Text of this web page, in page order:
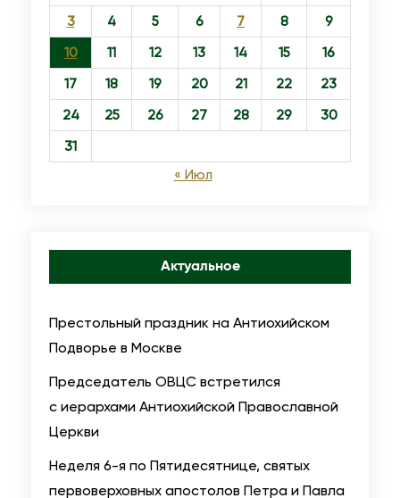
3
4 5 6 7 8
9
10
11 12 13 14 15
16
17
18 19 20 21 22
23
24
25 26 27 28 29
30
31
« Июл
Актуальное
Престольный праздник на Антиохийском
Подворье в Москве
Председатель ОВЦС встретился
с иерархами Антиохийской Православной
Церкви
Неделя 6-я по Пятидесятнице, святых
первоверховных апостолов Петра и Павла